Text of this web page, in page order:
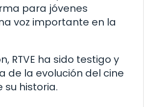
para jóvenes
voz importante en la
RTVE ha sido testigo y
de la evolución del cine
su historia.